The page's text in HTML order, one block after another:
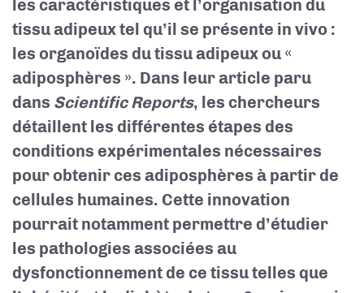
les caractéristiques et l’organisation du
tissu adipeux tel qu’il se présente in vivo :
les organoïdes du tissu adipeux ou «
adiposphères ». Dans leur article paru
dans Scientific Reports, les chercheurs
détaillent les différentes étapes des
conditions expérimentales nécessaires
pour obtenir ces adiposphères à partir de
cellules humaines. Cette innovation
pourrait notamment permettre d’étudier
les pathologies associées au
dysfonctionnement de ce tissu telles que